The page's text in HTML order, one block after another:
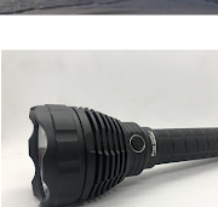
Rechargeable Li-ion
Battery